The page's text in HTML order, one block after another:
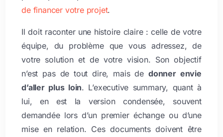
de financer votre projet.
Il doit raconter une histoire claire : celle de votre
équipe, du problème que vous adressez, de
votre solution et de votre vision. Son objectif
n’est pas de tout dire, mais dedonner envie
d’aller plus loin. L’executive summary, quant à
lui, en est la version condensée, souvent
demandée lors d’un premier échange ou d’une
mise en relation. Ces documents doivent être